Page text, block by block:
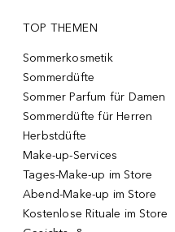
TOP THEMEN
Sommerkosmetik
Sommerdüfte
Sommer Parfum für Damen
Sommerdüfte für Herren
Herbstdüfte
Make-up-Services
Tages-Make-up im Store
Abend-Make-up im Store
Kostenlose Rituale im Store